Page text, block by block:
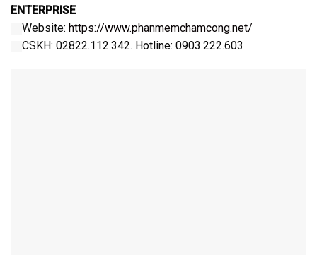
ENTERPRISE
Website: https://www.phanmemchamcong.net/
CSKH: 02822.112.342. Hotline: 0903.222.603